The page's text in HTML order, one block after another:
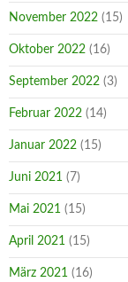
November 2022 (15)
Oktober 2022 (16)
September 2022 (3)
Februar 2022 (14)
Januar 2022 (15)
Juni 2021 (7)
Mai 2021 (15)
April 2021 (15)
März 2021 (16)